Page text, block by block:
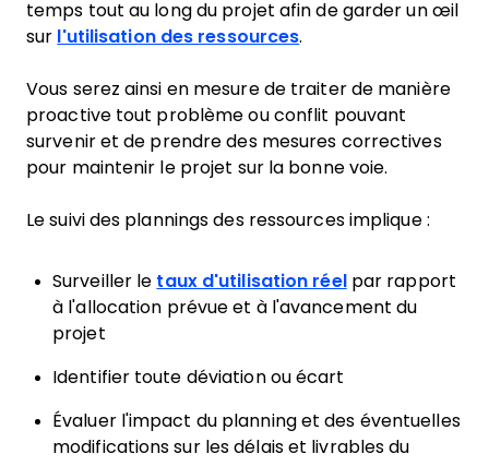
temps tout au long du projet afin de garder un œil
sur l'utilisation des ressources.
Vous serez ainsi en mesure de traiter de manière
proactive tout problème ou conflit pouvant
survenir et de prendre des mesures correctives
pour maintenir le projet sur la bonne voie.
Le suivi des plannings des ressources implique :
Surveiller le taux d'utilisation réel par rapport
à l'allocation prévue et à l'avancement du
projet
Identifier toute déviation ou écart
Évaluer l'impact du planning et des éventuelles
modifications sur les délais et livrables du